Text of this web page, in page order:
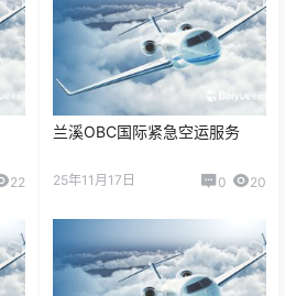
22
兰溪OBC国际紧急空运服务
25年11月17日 0 20